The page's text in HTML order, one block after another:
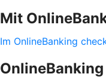
Mit
Im OnlineBanking